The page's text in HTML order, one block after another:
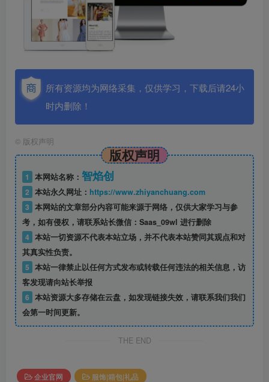
所有资源均为网络采集，仅供学习，下载后请24小
时内删除！
© 版权声明
版权声明
1 本网站名称： 智焰创
2 本站永久网址： https://www.zhiyanchuang.com
3 本网站的文章部分内容可能来源于网络，仅供大家学习与参
考，如有侵权，请联系站长微信：Saas_09wl 进行删除
4 本站一切资源不代表本站立场，并不代表本站赞同其观点和对
其真实性负责。
5 本站一律禁止以任何方式发布或转载任何违法的相关信息，访
客发现请向站长举报
6 本站资源大多存储在云盘，如发现链接失效，请联系我们我们
会第一时间更新。
THE END
企业官网 服饰|箱包|礼品